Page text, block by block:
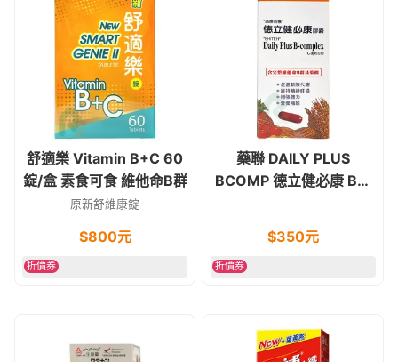
舒適樂 Vitamin B+C 60
錠/盒 素食可食 維他命B群
原新舒維康錠
$800元
折價券
藥聯 DAILY PLUS
BCOMP 德立健必康 B群
$350元
折價券